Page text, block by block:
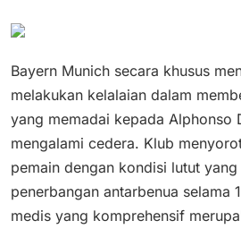
Bayern Munich secara khusus
melakukan kelalaian dalam
yang memadai kepada Alphonso
mengalami cedera. Klub
pemain dengan kondisi lutut
penerbangan antarbenua selama
medis yang komprehensif